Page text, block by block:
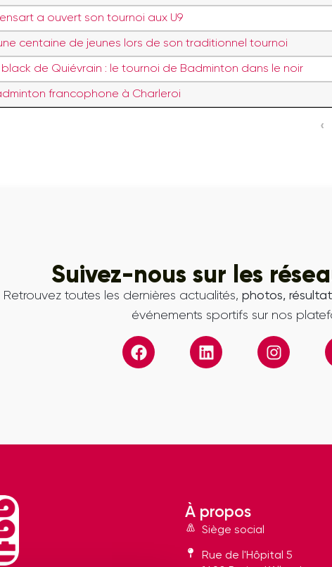
a ouvert son tournoi aux U9
centaine de jeunes lors de son traditionnel tournoi
de Quiévrain : le tournoi de Badminton dans le noir
francophone à Charleroi
‹
Suivez-nous sur les
Retrouvez toutes les dernières actualités, photos,
événements sportifs sur nos
À propos
Siège social
Rue de l'Hôpital 5